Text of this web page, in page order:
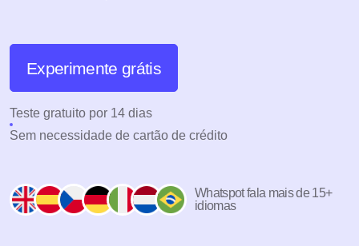
Experimente grátis
Teste gratuito por 14 dias
Sem necessidade de cartão de crédito
Whatspot fala mais de 15+
idiomas